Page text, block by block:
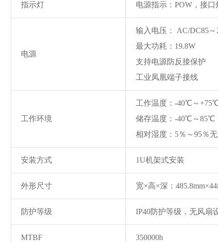
指示灯 电源指示：POW，接
电源
输入电压： AC/DC85～
最大功耗：19.8W
支持电源防反接保护
工业凤凰端子接线
工作环境
工作温度：-40℃～
储存温度：-40℃～85℃
相对湿度：5％～95％
安装方式 1U机架式安装
外形尺寸 宽×高×深：
防护等级 IP40防护等级，无风扇
MTBF 350000h